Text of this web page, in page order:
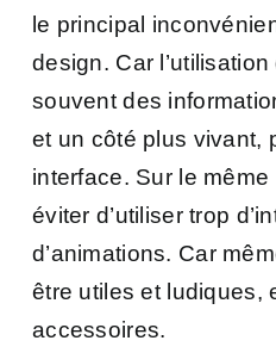
le principal
design. Car
souvent des
et un côté plus vivant,
interface. Sur le
éviter d’utiliser trop
d’animations. Car
être utiles et ludiques,
accessoires.